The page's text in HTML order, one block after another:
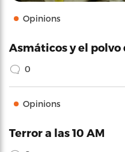
Opinions
Asmáticos y el polvo
0
Opinions
Terror a las 10 AM